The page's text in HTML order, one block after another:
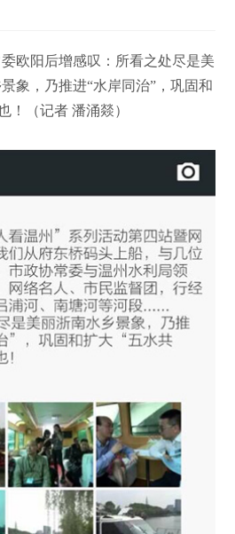
欧阳后增感叹：所看之处尽是美
象，乃推进“水岸同治”，巩固和
！（记者 潘涌燚）